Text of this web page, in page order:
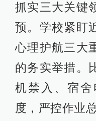
抓实三大关键
预。学校紧盯
心理护航三大
的务实举措。
机禁入、宿舍
度，严控作业